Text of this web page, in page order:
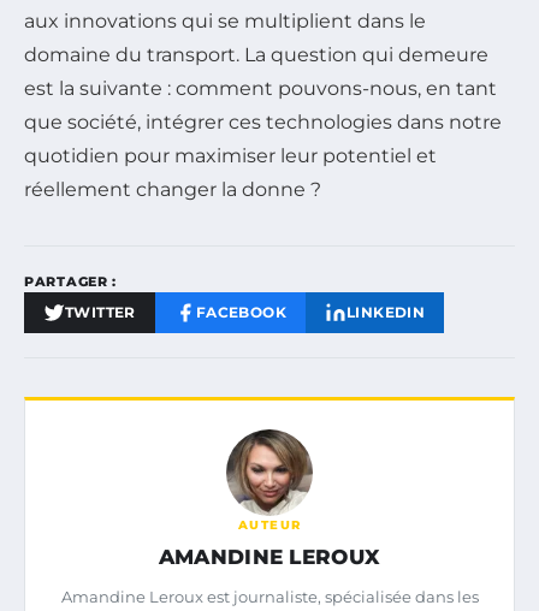
aux innovations qui se multiplient dans le
domaine du transport. La question qui demeure
est la suivante : comment pouvons-nous, en tant
que société, intégrer ces technologies dans notre
quotidien pour maximiser leur potentiel et
réellement changer la donne ?
PARTAGER :
TWITTER FACEBOOK LINKEDIN
AUTEUR
AMANDINE LEROUX
Amandine Leroux est journaliste, spécialisée dans les